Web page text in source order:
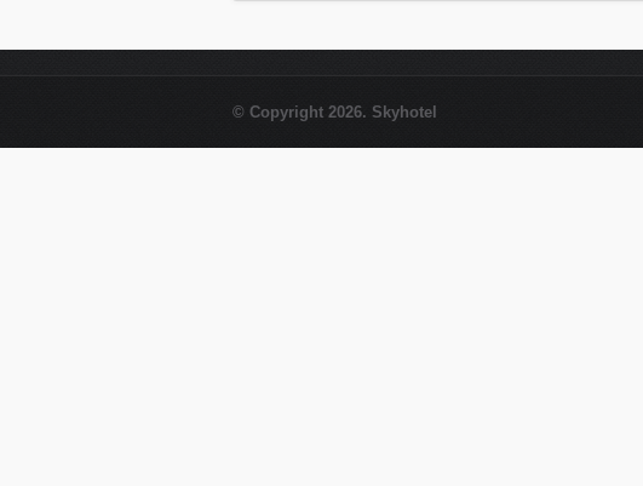
© Copyright 2026. Skyhotel